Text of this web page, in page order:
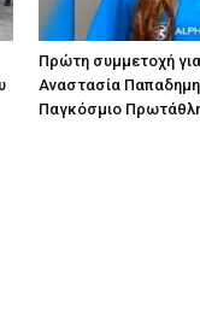
Πρώτη συμμετοχή
Αναστασία
Παγκόσμιο